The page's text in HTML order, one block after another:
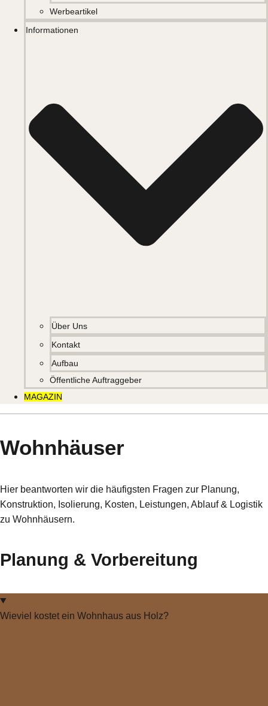
Werbeartikel
Informationen
Über Uns
Kontakt
Aufbau
Öffentliche Auftraggeber
MAGAZIN
Wohnhäuser
Hier beantworten wir die häufigsten Fragen zur Planung,
Konstruktion, Isolierung, Kosten, Leistungen, Ablauf & Logistik
zu Wohnhäusern.
Planung & Vorbereitung
Wieviel kostet ein Wohnhaus aus Holz?